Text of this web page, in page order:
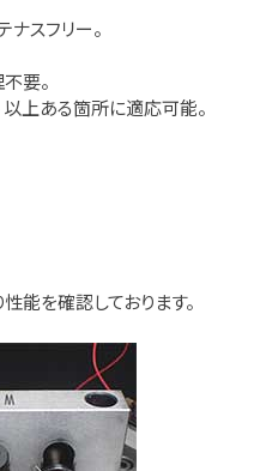
スフリー。
要。
上ある箇所に適応可能。
能を確認しております。